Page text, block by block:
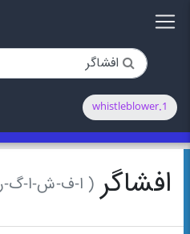
1.whistleblower
افشاگر ( ا-ف-ش-ا-گ-ر )